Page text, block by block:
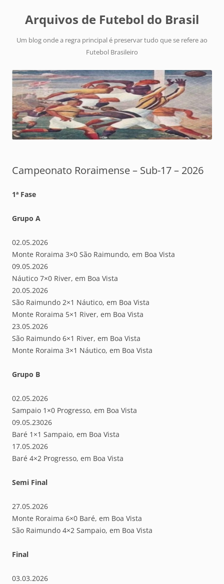
Arquivos de Futebol do Brasil
Um blog onde a regra principal é preservar tudo que se refere ao
Futebol Brasileiro
Campeonato Roraimense – Sub-17 – 2026
1ª Fase
Grupo A
02.05.2026
Monte Roraima 3×0 São Raimundo, em Boa Vista
09.05.2026
Náutico 7×0 River, em Boa Vista
20.05.2026
São Raimundo 2×1 Náutico, em Boa Vista
Monte Roraima 5×1 River, em Boa Vista
23.05.2026
São Raimundo 6×1 River, em Boa Vista
Monte Roraima 3×1 Náutico, em Boa Vista
Grupo B
02.05.2026
Sampaio 1×0 Progresso, em Boa Vista
09.05.23026
Baré 1×1 Sampaio, em Boa Vista
17.05.2026
Baré 4×2 Progresso, em Boa Vista
Semi Final
27.05.2026
Monte Roraima 6×0 Baré, em Boa Vista
São Raimundo 4×2 Sampaio, em Boa Vista
Final
03.03.2026